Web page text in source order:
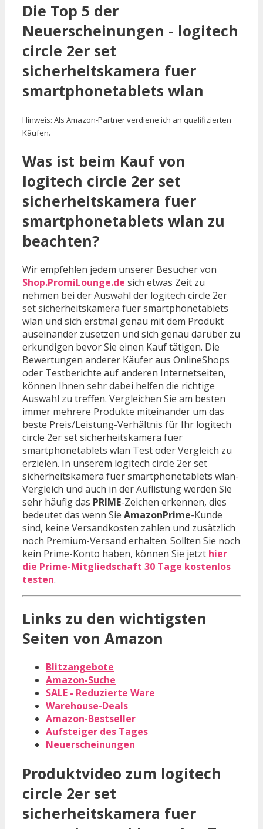
Die Top 5 der
Neuerscheinungen - logitech
circle 2er set
sicherheitskamera fuer
smartphonetablets wlan
Hinweis: Als Amazon-Partner verdiene ich an qualifizierten
Käufen.
Was ist beim Kauf von
logitech circle 2er set
sicherheitskamera fuer
smartphonetablets wlan zu
beachten?
Wir empfehlen jedem unserer Besucher von
Shop.PromiLounge.de sich etwas Zeit zu
nehmen bei der Auswahl der logitech circle 2er
set sicherheitskamera fuer smartphonetablets
wlan und sich erstmal genau mit dem Produkt
auseinander zusetzen und sich genau darüber zu
erkundigen bevor Sie einen Kauf tätigen. Die
Bewertungen anderer Käufer aus OnlineShops
oder Testberichte auf anderen Internetseiten,
können Ihnen sehr dabei helfen die richtige
Auswahl zu treffen. Vergleichen Sie am besten
immer mehrere Produkte miteinander um das
beste Preis/Leistung-Verhältnis für Ihr logitech
circle 2er set sicherheitskamera fuer
smartphonetablets wlan Test oder Vergleich zu
erzielen. In unserem logitech circle 2er set
sicherheitskamera fuer smartphonetablets wlan-
Vergleich und auch in der Auflistung werden Sie
sehr häufig das PRIME-Zeichen erkennen, dies
bedeutet das wenn Sie AmazonPrime-Kunde
sind, keine Versandkosten zahlen und zusätzlich
noch Premium-Versand erhalten. Sollten Sie noch
kein Prime-Konto haben, können Sie jetzt hier
die Prime-Mitgliedschaft 30 Tage kostenlos
testen.
Links zu den wichtigsten
Seiten von Amazon
Blitzangebote
Amazon-Suche
SALE - Reduzierte Ware
Warehouse-Deals
Amazon-Bestseller
Aufsteiger des Tages
Neuerscheinungen
Produktvideo zum logitech
circle 2er set
sicherheitskamera fuer